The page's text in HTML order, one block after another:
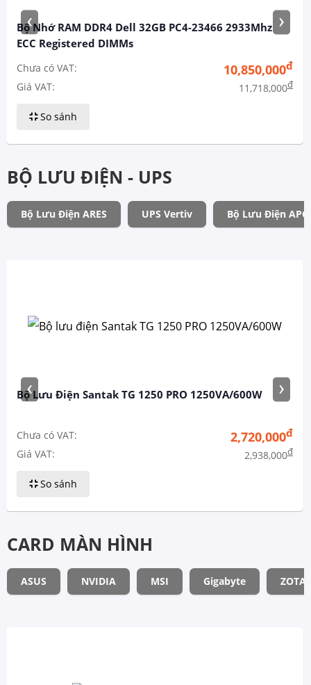
Bộ Nhớ RAM DDR4 Dell 32GB PC4-23466 2933Mhz
ECC Registered DIMMs
Chưa có VAT: 10,850,000đ
Giá VAT: 11,718,000đ
So sánh
‹ ›
BỘ LƯU ĐIỆN - UPS
Bộ Lưu Điện ARES UPS Vertiv Bộ Lưu Điện APC
Bộ Lưu Điện Santak TG 1250 PRO 1250VA/600W
Chưa có VAT: 2,720,000đ
Giá VAT: 2,938,000đ
So sánh
‹ ›
CARD MÀN HÌNH
ASUS NVIDIA MSI Gigabyte